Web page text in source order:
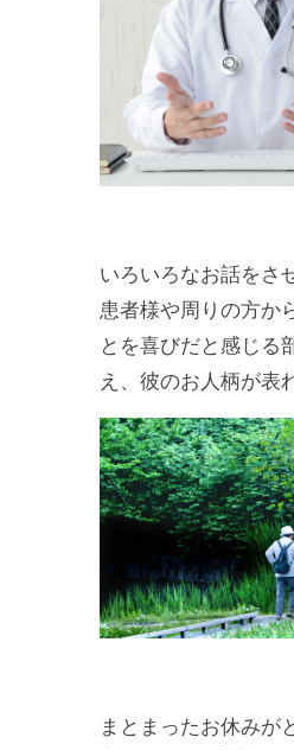
いろいろなお話をさ
患者様や周りの方か
とを喜びだと感じる
え、彼のお人柄が表
まとまったお休みが